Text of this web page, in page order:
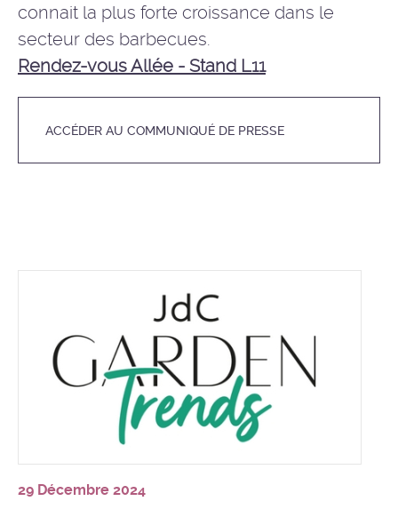
connait la plus forte croissance dans le
secteur des barbecues.
Rendez-vous Allée - Stand L11
ACCÉDER AU COMMUNIQUÉ DE PRESSE
29 Décembre 2024